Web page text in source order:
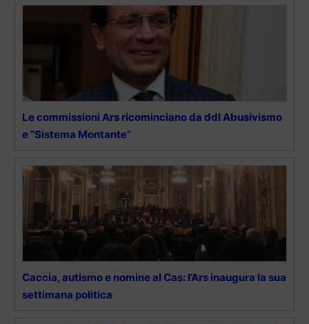
Le commissioni Ars ricominciano da ddl Abusivismo
e “Sistema Montante”
Caccia, autismo e nomine al Cas: l’Ars inaugura la sua
settimana politica